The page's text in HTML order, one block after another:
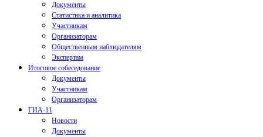
Документы
Статистика и аналитика
Участникам
Организаторам
Общественным наблюдателям
Экспертам
Итоговое собеседование
Документы
Участникам
Организаторам
ГИА-11
Новости
Документы